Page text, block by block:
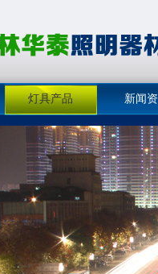
灯具产品 新闻